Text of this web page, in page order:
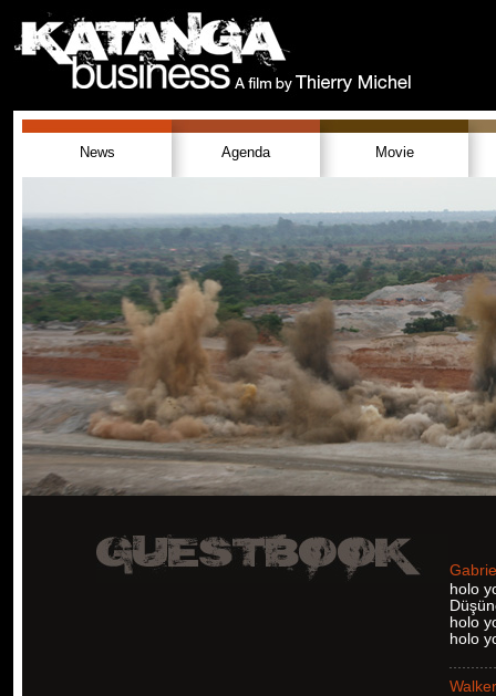
News Agenda Movie
holo
holo
holo
Walker